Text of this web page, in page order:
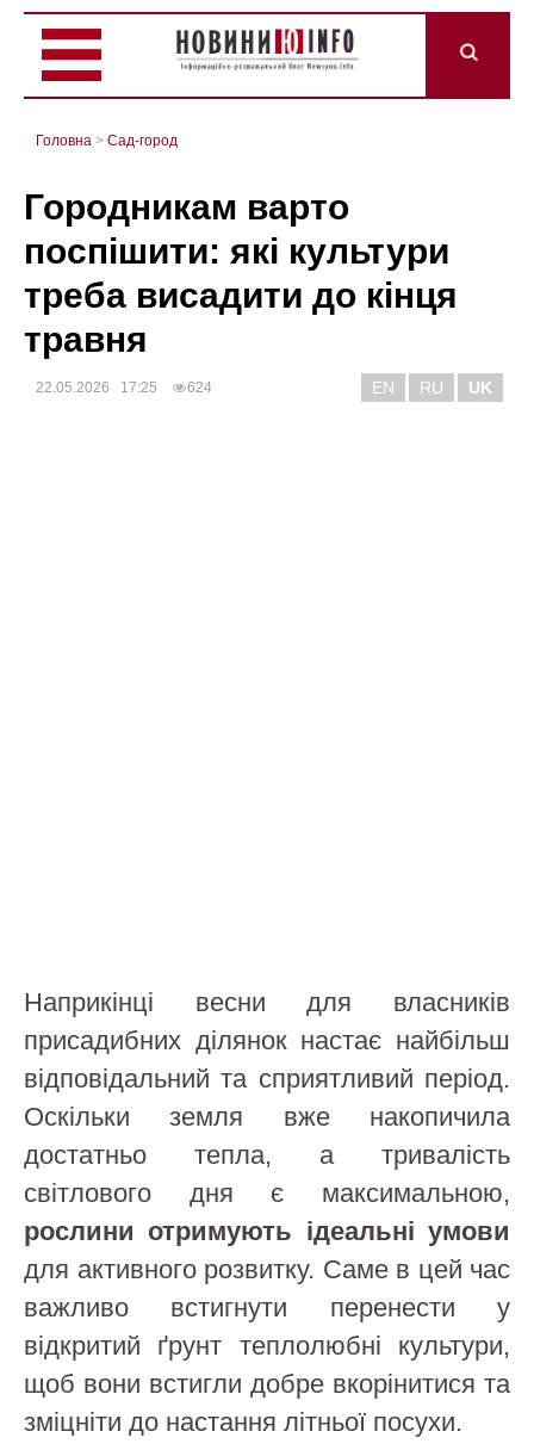
Головна > Сад-город
Городникам варто
поспішити: які культури
треба висадити до кінця
травня
22.05.2026 17:25 624 EN RU UK
Наприкінці весни для власників
присадибних ділянок настає найбільш
відповідальний та сприятливий період.
Оскільки земля вже накопичила
достатньо тепла, а тривалість
світлового дня є максимальною,
рослини отримують ідеальні умови
для активного розвитку. Саме в цей час
важливо встигнути перенести у
відкритий ґрунт теплолюбні культури,
щоб вони встигли добре вкорінитися та
зміцніти до настання літньої посухи.